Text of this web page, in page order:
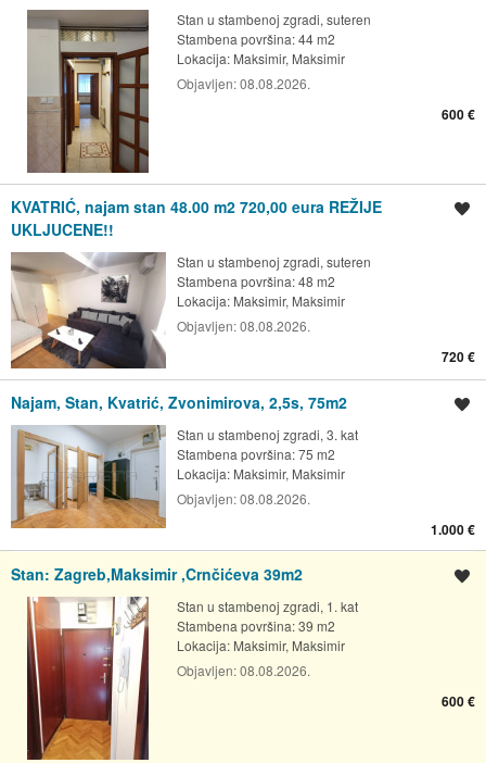
Stan u stambenoj zgradi, suteren
Stambena površina: 44 m2
Lokacija: Maksimir, Maksimir
Objavljen:08.08.2026.
600 €
KVATRIĆ, najam stan 48.00 m2 720,00 eura REŽIJE
UKLJUCENE!!
Stan u stambenoj zgradi, suteren
Stambena površina: 48 m2
Lokacija: Maksimir, Maksimir
Objavljen:08.08.2026.
720 €
Najam, Stan, Kvatrić, Zvonimirova, 2,5s, 75m2
Stan u stambenoj zgradi, 3. kat
Stambena površina: 75 m2
Lokacija: Maksimir, Maksimir
Objavljen:08.08.2026.
1.000 €
Stan: Zagreb,Maksimir ,Crnčićeva 39m2
Stan u stambenoj zgradi, 1. kat
Stambena površina: 39 m2
Lokacija: Maksimir, Maksimir
Objavljen:08.08.2026.
600 €